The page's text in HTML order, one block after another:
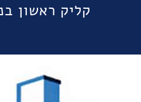
קליק ראשון